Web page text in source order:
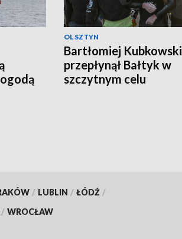
OLSZTYN
Bartłomiej Kubkowski
przepłynął Bałtyk w
szczytnym celu
/ LUBLIN / ŁÓDŹ /
/ WROCŁAW